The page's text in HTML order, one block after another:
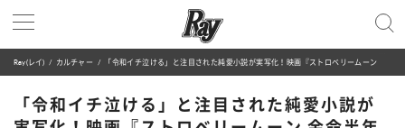
Ray(レイ) カルチャー 「令和イチ泣ける」と注目された純愛小説が実写化！映画『ストロベリームーン 余命半年の恋』一般試写会の招待券をプレゼント♡
「令和イチ泣ける」と注目された純愛小説が